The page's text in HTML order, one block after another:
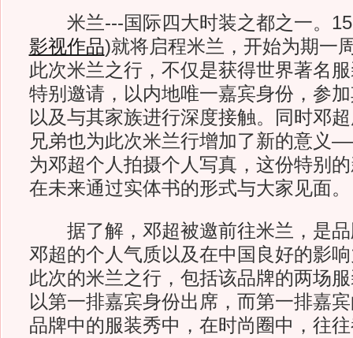
米兰---国际四大时装之都之一。15
影视作品)就将启程米兰，开始为期一
此次米兰之行，不仅是获得世界著名
特别邀请，以内地唯一嘉宾身份，参
以及与其家族进行深度接触。同时邓
兄弟也为此次米兰行增加了新的意义
为邓超个人拍摄个人写真，这份特别的
在未来通过实体书的形式与大家见面。
据了解，邓超被邀前往米兰，是品
邓超的个人气质以及在中国良好的影
此次的米兰之行，包括该品牌的两场
以第一排嘉宾身份出席，而第一排嘉
品牌中的服装秀中，在时尚圈中，往